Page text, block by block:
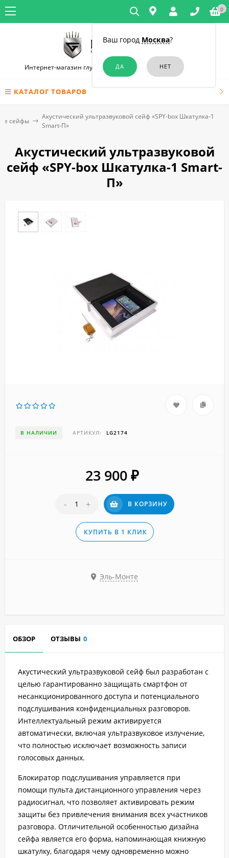
Ваш город Москва?
0
Интернет-магазин глушилок связи и диктофонов в Москве
КАТАЛОГ ТОВАРОВ
сейфы
Акустический ультразвуковой сейф «SPY-box Шкатулка-1
Smart-П»
Акустический ультразвуковой
сейф «SPY-box Шкатулка-1 Smart-
П»
В НАЛИЧИИ АРТИКУЛ: LG2174
23 900 ₽
- + В КОРЗИНУ
КУПИТЬ В 1 КЛИК
Эль-Монте
ОБЗОР ОТЗЫВЫ 0
Акустический ультразвуковой сейф был разработан с
целью гарантированно защищать смартфон от
несанкционированного доступа и потенциального
подслушивания конфиденциальных разговоров.
Интеллектуальный режим активируется
автоматически, включая ультразвуковое излучение,
что полностью исключает возможность записи
голосовых данных.
Блокиратор подслушивания управляется при
помощи пульта дистанционного управления через
радиосигнал, что позволяет активировать режим
защиты без привлечения внимания всех участников
разговора. Отличительной особенностью дизайна
сейфа является его форма, напоминающая книжную
шкатулку, благодаря чему одновременно можно